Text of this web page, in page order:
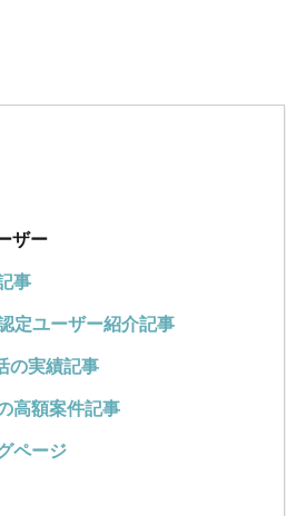
ザー
事
定ユーザー紹介記事
の実績記事
高額案件記事
ページ